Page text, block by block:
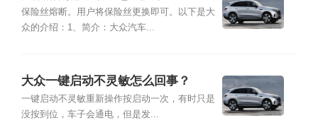
保险丝熔断。用户将保险丝更换即可。以下是大
众的介绍：1、简介：大众汽车...
大众一键启动不灵敏怎么回事？
一键启动不灵敏重新操作按启动一次，有时只是
没按到位，车子会通电，但是发...